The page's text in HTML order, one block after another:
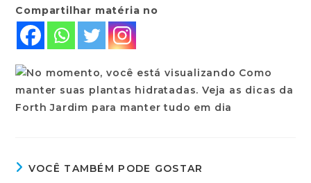
Compartilhar matéria no
VOCÊ TAMBÉM PODE GOSTAR